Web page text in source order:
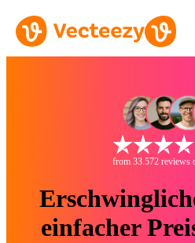
from 33.572 reviews
einfacher